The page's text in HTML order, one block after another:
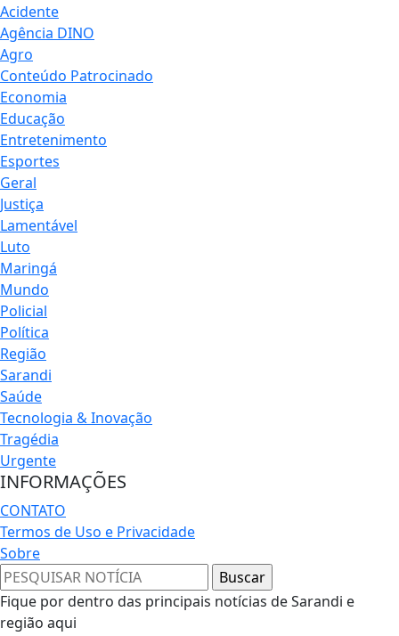
Acidente
Agência DINO
Agro
Conteúdo Patrocinado
Economia
Educação
Entretenimento
Esportes
Geral
Justiça
Lamentável
Luto
Maringá
Mundo
Policial
Política
Região
Sarandi
Saúde
Tecnologia & Inovação
Tragédia
Urgente
INFORMAÇÕES
CONTATO
Termos de Uso e Privacidade
Sobre
Fique por dentro das principais notícias de Sarandi e
região aqui